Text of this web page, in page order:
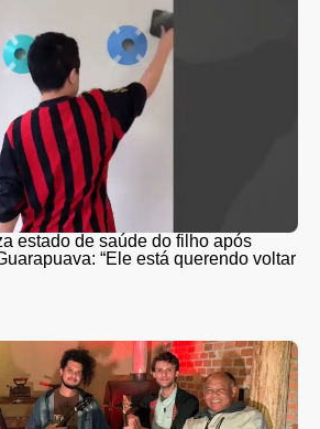
estado de saúde do filho após
“Ele está querendo voltar